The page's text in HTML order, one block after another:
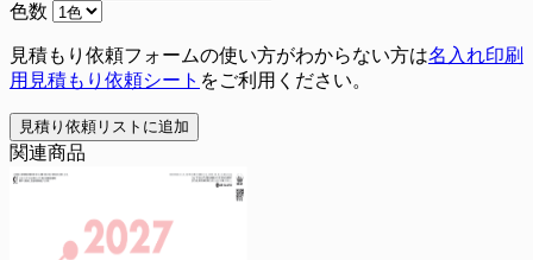
色数
見積もり依頼フォームの使い方がわからない方は名入れ印刷
用見積もり依頼シート をご利用ください。
見積り依頼リストに追加
関連商品